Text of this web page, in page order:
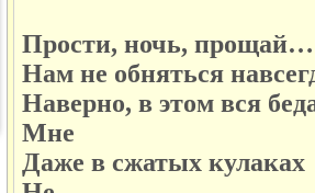
Прости, ночь, прощай…
Нам не обняться
Наверно, в этом вся
Мне
Даже в сжатых кулаках